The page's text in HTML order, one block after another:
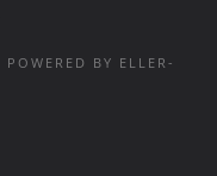
POWERED BY ELLER-